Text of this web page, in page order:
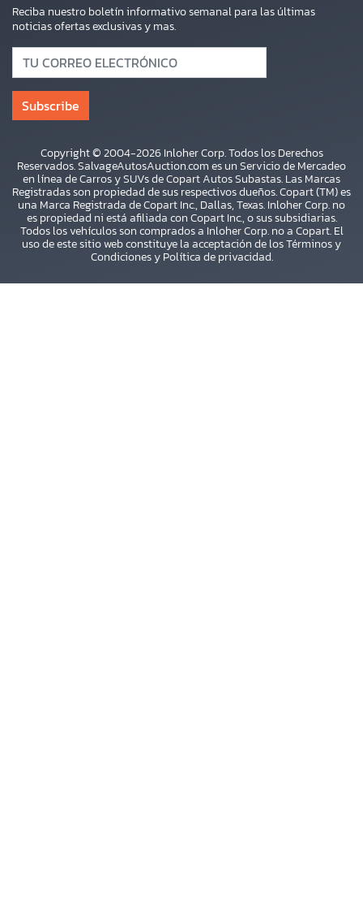
Reciba nuestro boletín informativo semanal para las últimas
noticias ofertas exclusivas y mas.
Copyright © 2004-2026 Inloher Corp. Todos los Derechos
Reservados. SalvageAutosAuction.com es un Servicio de Mercadeo
en línea de Carros y SUVs de Copart Autos Subastas. Las Marcas
Registradas son propiedad de sus respectivos dueños. Copart (TM) es
una Marca Registrada de Copart Inc., Dallas, Texas. Inloher Corp. no
es propiedad ni está afiliada con Copart Inc., o sus subsidiarias.
Todos los vehículos son comprados a Inloher Corp. no a Copart. El
uso de este sitio web constituye la acceptación de losTérminos y
Condicionesy Política de privacidad.